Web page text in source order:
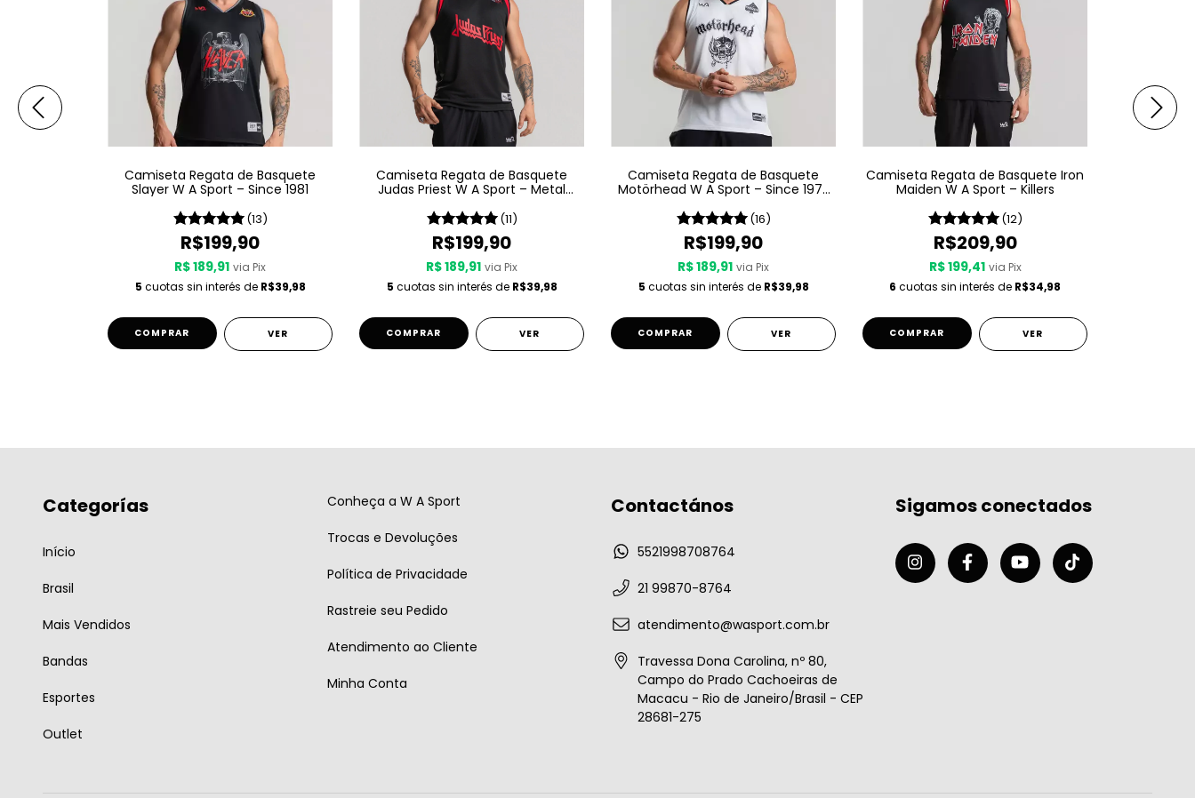
Camiseta Regata de Basquete
Slayer W A Sport – Since 1981
(13)
R$199,90
R$ 189,91 via Pix
5 cuotas sin interés de R$39,98
COMPRAR VER
Camiseta Regata de Basquete
Judas Priest W A Sport – Metal
(11)
R$199,90
R$ 189,91 via Pix
5 cuotas sin interés de R$39,98
COMPRAR VER
Camiseta Regata de Basquete
Motörhead W A Sport – Since 1975
(16)
R$199,90
R$ 189,91 via Pix
5 cuotas sin interés de R$39,98
COMPRAR VER
Camiseta Regata de Basquete Iron
Maiden W A Sport – Killers
(12)
R$209,90
R$ 199,41 via Pix
6 cuotas sin interés de R$34,98
COMPRAR VER
Categorías
Início
Brasil
Mais Vendidos
Bandas
Esportes
Outlet
Conheça a W A Sport
Trocas e Devoluções
Política de Privacidade
Rastreie seu Pedido
Atendimento ao Cliente
Minha Conta
Contactános
5521998708764
21 99870-8764
atendimento@wasport.com.br
Travessa Dona Carolina, nº 80,
Campo do Prado Cachoeiras de
Macacu - Rio de Janeiro/Brasil - CEP
28681-275
Sigamos conectados